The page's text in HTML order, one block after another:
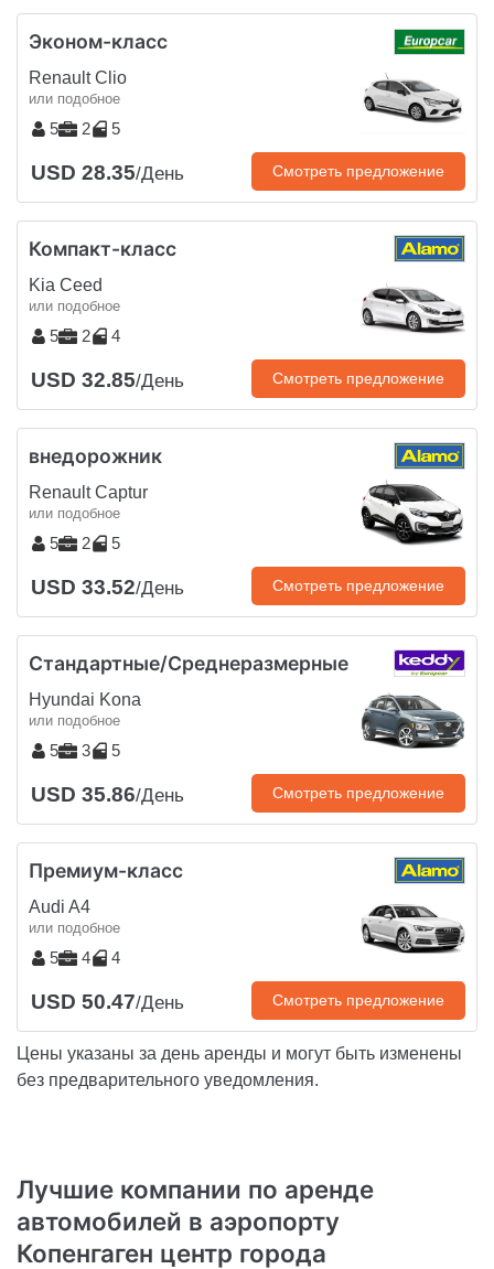
Эконом-класс
Renault Clio
или подобное
5 2 5
USD 28.35/День Смотреть предложение
Компакт-класс
Kia Ceed
или подобное
5 2 4
USD 32.85/День Смотреть предложение
внедорожник
Renault Captur
или подобное
5 2 5
USD 33.52/День Смотреть предложение
Стандартные/Среднеразмерные
Hyundai Kona
или подобное
5 3 5
USD 35.86/День Смотреть предложение
Премиум-класс
Audi A4
или подобное
5 4 4
USD 50.47/День Смотреть предложение
Цены указаны за день аренды и могут быть изменены
без предварительного уведомления.
Лучшие компании по аренде
автомобилей в аэропорту
Копенгаген центр города